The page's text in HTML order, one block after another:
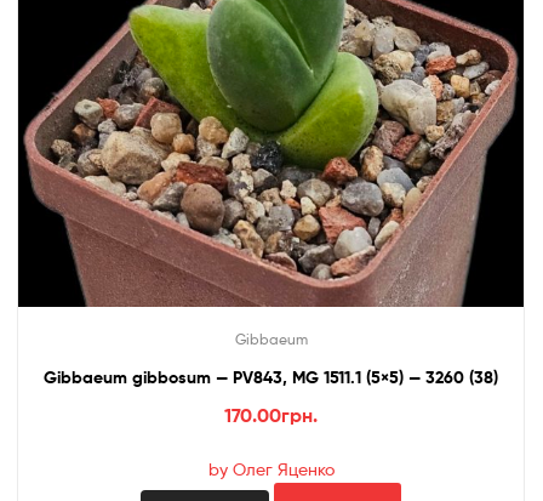
Gibbaeum
Gibbaeum gibbosum — PV843, MG 1511.1 (5×5) — 3260 (38)
170.00грн.
by Олег Яценко